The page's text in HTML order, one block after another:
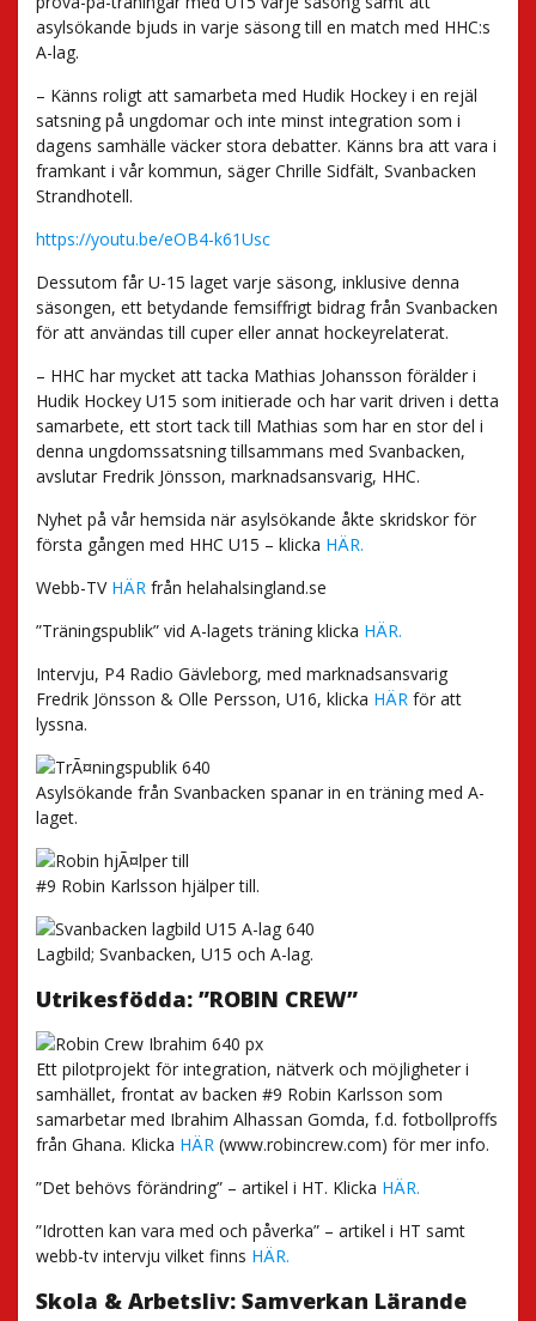
asylsökande bjuds in varje säsong till en match med HHC:s
A-lag.
– Känns roligt att samarbeta med Hudik Hockey i en rejäl
satsning på ungdomar och inte minst integration som i
dagens samhälle väcker stora debatter. Känns bra att vara i
framkant i vår kommun, säger Chrille Sidfält, Svanbacken
Strandhotell.
https://youtu.be/eOB4-k61Usc
Dessutom får U-15 laget varje säsong, inklusive denna
säsongen, ett betydande femsiffrigt bidrag från Svanbacken
för att användas till cuper eller annat hockeyrelaterat.
– HHC har mycket att tacka Mathias Johansson förälder i
Hudik Hockey U15 som initierade och har varit driven i detta
samarbete, ett stort tack till Mathias som har en stor del i
denna ungdomssatsning tillsammans med Svanbacken,
avslutar Fredrik Jönsson, marknadsansvarig, HHC.
Nyhet på vår hemsida när asylsökande åkte skridskor för
första gången med HHC U15 – klicka HÄR.
Webb-TV HÄR från helahalsingland.se
”Träningspublik” vid A-lagets träning klicka HÄR.
Intervju, P4 Radio Gävleborg, med marknadsansvarig
Fredrik Jönsson & Olle Persson, U16, klicka HÄR för att
lyssna.
Asylsökande från Svanbacken spanar in en träning med A-
laget.
#9 Robin Karlsson hjälper till.
Lagbild; Svanbacken, U15 och A-lag.
Utrikesfödda: ”ROBIN CREW”
Ett pilotprojekt för integration, nätverk och möjligheter i
samhället, frontat av backen #9 Robin Karlsson som
samarbetar med Ibrahim Alhassan Gomda, f.d. fotbollproffs
från Ghana. Klicka HÄR (www.robincrew.com) för mer info.
”Det behövs förändring” – artikel i HT. Klicka HÄR.
”Idrotten kan vara med och påverka” – artikel i HT samt
webb-tv intervju vilket finns HÄR.
Skola & Arbetsliv: Samverkan Lärande